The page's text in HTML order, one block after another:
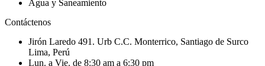
Agua y Saneamiento
Contáctenos
Jirón Laredo 491. Urb C.C. Monterrico, Santiago de Surco
Lima, Perú
Lun. a Vie. de 8:30 am a 6:30 pm